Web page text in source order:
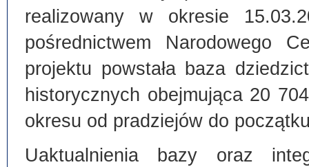
realizowany w okresie
pośrednictwem Narodowego
projektu powstała baza
historycznych obejmująca 20
okresu od pradziejów do
Uaktualnienia bazy oraz